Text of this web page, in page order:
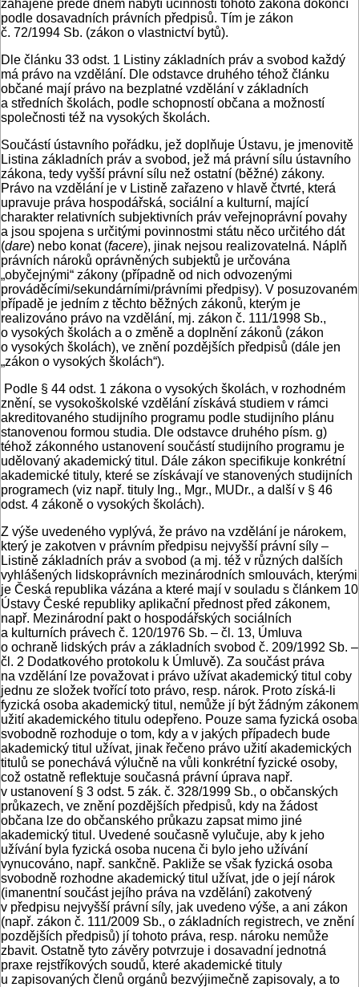
zahájené přede dnem nabytí účinnosti tohoto zákona dokončí
podle dosavadních právních předpisů. Tím je zákon
č. 72/1994 Sb. (zákon o vlastnictví bytů).
Dle článku 33 odst. 1 Listiny základních práv a svobod každý
má právo na vzdělání. Dle odstavce druhého téhož článku
občané mají právo na bezplatné vzdělání v základních
a středních školách, podle schopností občana a možností
společnosti též na vysokých školách.
Součástí ústavního pořádku, jež doplňuje Ústavu, je jmenovitě
Listina základních práv a svobod, jež má právní sílu ústavního
zákona, tedy vyšší právní sílu než ostatní (běžné) zákony.
Právo na vzdělání je v Listině zařazeno v hlavě čtvrté, která
upravuje práva hospodářská, sociální a kulturní, mající
charakter relativních subjektivních práv veřejnoprávní povahy
a jsou spojena s určitými povinnostmi státu něco určitého dát
(dare) nebo konat (facere), jinak nejsou realizovatelná. Náplň
právních nároků oprávněných subjektů je určována
„obyčejnými“ zákony (případně od nich odvozenými
prováděcími/sekundárními/právními předpisy). V posuzovaném
případě je jedním z těchto běžných zákonů, kterým je
realizováno právo na vzdělání, mj. zákon č. 111/1998 Sb.,
o vysokých školách a o změně a doplnění zákonů (zákon
o vysokých školách), ve znění pozdějších předpisů (dále jen
„zákon o vysokých školách“).
Podle § 44 odst. 1 zákona o vysokých školách, v rozhodném
znění, se vysokoškolské vzdělání získává studiem v rámci
akreditovaného studijního programu podle studijního plánu
stanovenou formou studia. Dle odstavce druhého písm. g)
téhož zákonného ustanovení součástí studijního programu je
udělovaný akademický titul. Dále zákon specifikuje konkrétní
akademické tituly, které se získávají ve stanovených studijních
programech (viz např. tituly Ing., Mgr., MUDr., a další v § 46
odst. 4 zákoně o vysokých školách).
Z výše uvedeného vyplývá, že právo na vzdělání je nárokem,
který je zakotven v právním předpisu nejvyšší právní síly –
Listině základních práv a svobod (a mj. též v různých dalších
vyhlášených lidskoprávních mezinárodních smlouvách, kterými
je Česká republika vázána a které mají v souladu s článkem 10
Ústavy České republiky aplikační přednost před zákonem,
např. Mezinárodní pakt o hospodářských sociálních
a kulturních právech č. 120/1976 Sb. – čl. 13, Úmluva
o ochraně lidských práv a základních svobod č. 209/1992 Sb. –
čl. 2 Dodatkového protokolu k Úmluvě). Za součást práva
na vzdělání lze považovat i právo užívat akademický titul coby
jednu ze složek tvořící toto právo, resp. nárok. Proto získá-li
fyzická osoba akademický titul, nemůže jí být žádným zákonem
užití akademického titulu odepřeno. Pouze sama fyzická osoba
svobodně rozhoduje o tom, kdy a v jakých případech bude
akademický titul užívat, jinak řečeno právo užití akademických
titulů se ponechává výlučně na vůli konkrétní fyzické osoby,
což ostatně reflektuje současná právní úprava např.
v ustanovení § 3 odst. 5 zák. č. 328/1999 Sb., o občanských
průkazech, ve znění pozdějších předpisů, kdy na žádost
občana lze do občanského průkazu zapsat mimo jiné
akademický titul. Uvedené současně vylučuje, aby k jeho
užívání byla fyzická osoba nucena či bylo jeho užívání
vynucováno, např. sankčně. Pakliže se však fyzická osoba
svobodně rozhodne akademický titul užívat, jde o její nárok
(imanentní součást jejího práva na vzdělání) zakotvený
v předpisu nejvyšší právní síly, jak uvedeno výše, a ani zákon
(např. zákon č. 111/2009 Sb., o základních registrech, ve znění
pozdějších předpisů) jí tohoto práva, resp. nároku nemůže
zbavit. Ostatně tyto závěry potvrzuje i dosavadní jednotná
praxe rejstříkových soudů, které akademické tituly
u zapisovaných členů orgánů bezvýjimečně zapisovaly, a to